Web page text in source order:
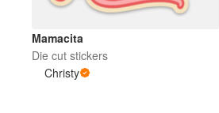
Mamacita
Die cut stickers
Christy